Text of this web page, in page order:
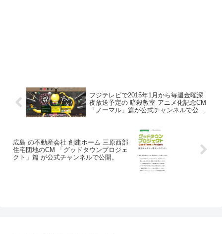
フジテレビで2015年1月から毎週金曜深
夜放送予定の 暗殺教室 アニメ化記念CM
「ノーマル」篇が公式チャンネルで公
広島 の不動産会社 創建ホーム 三原西部
住宅団地のCM 「グッドタウンプロジェ
クト」篇 が公式チャンネルで公開。